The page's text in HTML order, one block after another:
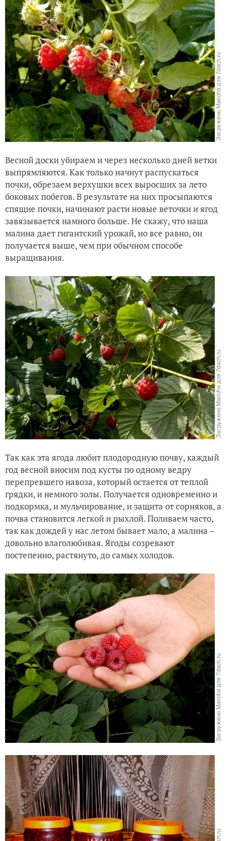
Весной доски убираем и через несколько дней ветки
выпрямляются. Как только начнут распускаться
почки, обрезаем верхушки всех выросших за лето
боковых побегов. В результате на них просыпаются
спящие почки, начинают расти новые веточки и ягод
завязывается намного больше. Не скажу, что наша
малина дает гигантский урожай, но все равно, он
получается выше, чем при обычном способе
выращивания.
Так как эта ягода любит плодородную почву, каждый
год весной вносим под кусты по одному ведру
перепревшего навоза, который остается от теплой
грядки, и немного золы. Получается одновременно и
подкормка, и мульчирование, и защита от сорняков, а
почва становится легкой и рыхлой. Поливаем часто,
так как дождей у нас летом бывает мало, а малина –
довольно влаголюбивая. Ягоды созревают
постепенно, растянуто, до самых холодов.